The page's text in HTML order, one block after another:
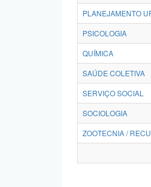
PLANEJAMENTO
PSICOLOGIA
QUÍMICA
SAÚDE COLETIVA
SERVIÇO SOCIAL
SOCIOLOGIA
ZOOTECNIA /